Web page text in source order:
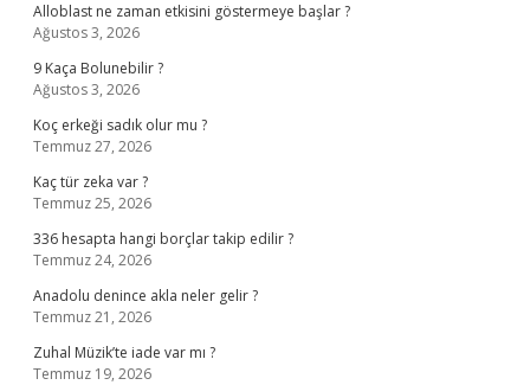
Alloblast ne zaman etkisini göstermeye başlar ?
Ağustos 3, 2026
9 Kaça Bolunebilir ?
Ağustos 3, 2026
Koç erkeği sadık olur mu ?
Temmuz 27, 2026
Kaç tür zeka var ?
Temmuz 25, 2026
336 hesapta hangi borçlar takip edilir ?
Temmuz 24, 2026
Anadolu denince akla neler gelir ?
Temmuz 21, 2026
Zuhal Müzik’te iade var mı ?
Temmuz 19, 2026